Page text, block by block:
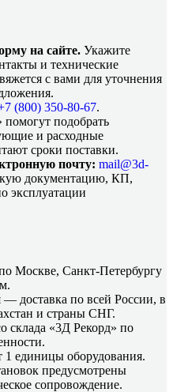
на сайте. Укажите
и технические
с вами для уточнения
(800) 350-80-67.
подобрать
и расходные
сроки поставки.
почту: mail@3d-
документацию, КП,
эксплуатации
Москве, Санкт-Петербургу
— доставка по всей России, в
и страны СНГ.
склада «3Д Рекорд» по
1 единицы оборудования.
предусмотрены
сопровождение.